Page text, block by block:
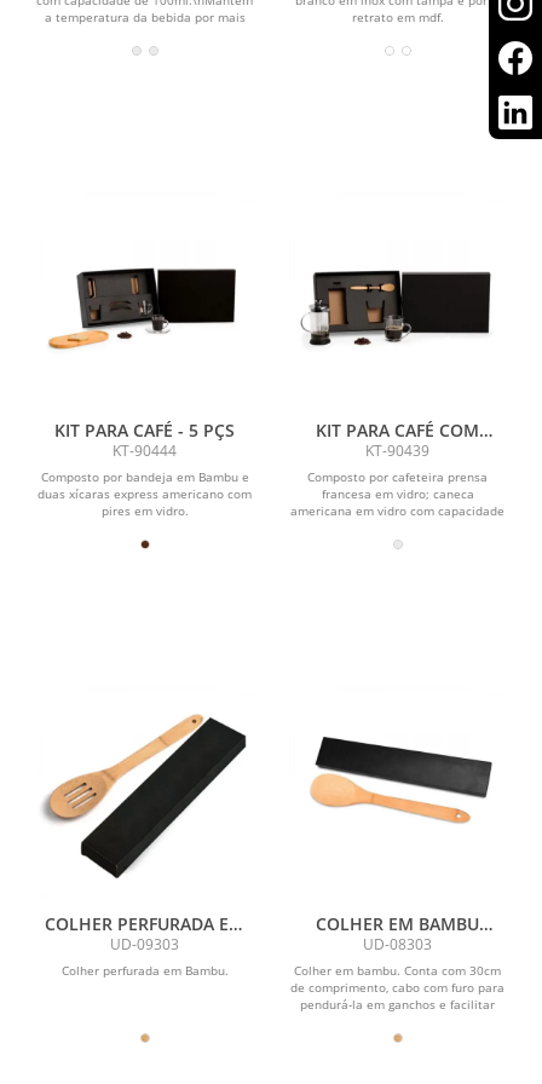
a temperatura da bebida por mais
retrato em mdf.
KIT PARA CAFÉ - 5 PÇS
KT-90444
Composto por bandeja em Bambu e
duas xícaras express americano com
pires em vidro.
KIT PARA CAFÉ COM
PRENSA FRANCESA - 3 PÇS
KT-90439
Composto por cafeteira prensa
francesa em vidro; caneca
americana em vidro com capacidade
COLHER PERFURADA EM
BAMBU UTILITY - 30 CM
COM EMBALAGEM
UD-09303
Colher perfurada em Bambu.
COLHER EM BAMBU
UTILITY COM EMBALAGEM
- 30 CM
UD-08303
Colher em bambu. Conta com 30cm
de comprimento, cabo com furo para
pendurá-la em ganchos e facilitar